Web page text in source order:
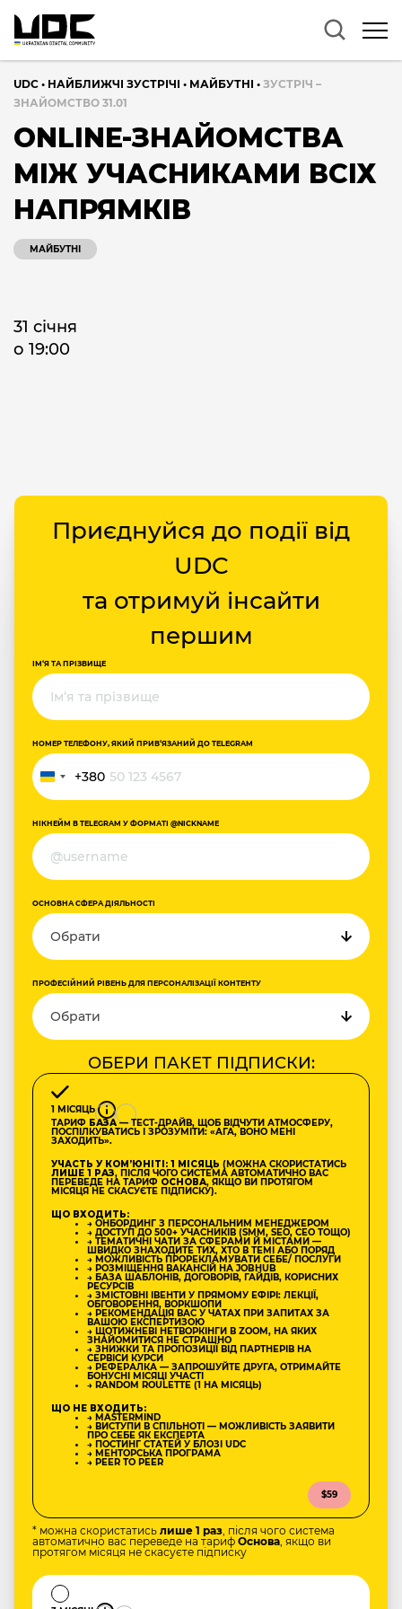
UDC • НАЙБЛИЖЧІ ЗУСТРІЧІ • МАЙБУТНІ • ЗУСТРІЧ –
ЗНАЙОМСТВО 31.01
ONLINE-ЗНАЙОМСТВА
МІЖ УЧАСНИКАМИ ВСІХ
НАПРЯМКІВ
МАЙБУТНІ
31 січня
о 19:00
Приєднуйся до події від
UDC
та отримуй інсайти
першим
ІМ‘Я ТА ПРІЗВИЩЕ
НОМЕР ТЕЛЕФОНУ, ЯКИЙ ПРИВ‘ЯЗАНИЙ ДО TELEGRAM
Україна
+380
+380
НІКНЕЙМ В TELEGRAM У ФОРМАТІ @NICKNAME
ОСНОВНА СФЕРА ДІЯЛЬНОСТІ
ПРОФЕСІЙНИЙ РІВЕНЬ ДЛЯ ПЕРСОНАЛІЗАЦІЇ КОНТЕНТУ
ОБЕРИ ПАКЕТ ПІДПИСКИ:
1 МІСЯЦЬ
ТАРИФ БАЗА— ТЕСТ-ДРАЙВ, ЩОБ ВІДЧУТИ АТМОСФЕРУ,
ПОСПІЛКУВАТИСЬ І ЗРОЗУМІТИ: «АГА, ВОНО МЕНІ
ЗАХОДИТЬ».
УЧАСТЬ У КОМʼЮНІТІ: 1 МІСЯЦЬ (МОЖНА СКОРИСТАТИСЬ
ЛИШЕ 1 РАЗ, ПІСЛЯ ЧОГО СИСТЕМА АВТОМАТИЧНО ВАС
ПЕРЕВЕДЕ НА ТАРИФ ОСНОВА, ЯКЩО ВИ ПРОТЯГОМ
МІСЯЦЯ НЕ СКАСУЄТЕ ПІДПИСКУ).
ЩО ВХОДИТЬ:
→ ОНБОРДИНГ З ПЕРСОНАЛЬНИМ МЕНЕДЖЕРОМ
→ ДОСТУП ДО 500+ УЧАСНИКІВ (SMM, SEO, CEO ТОЩО)
→ ТЕМАТИЧНІ ЧАТИ ЗА СФЕРАМИ Й МІСТАМИ —
ШВИДКО ЗНАХОДИТЕ ТИХ, ХТО В ТЕМІ АБО ПОРЯД
→ МОЖЛИВІСТЬ ПРОРЕКЛАМУВАТИ СЕБЕ/ ПОСЛУГИ
→ РОЗМІЩЕННЯ ВАКАНСІЙ НА JOBHUB
→ БАЗА ШАБЛОНІВ, ДОГОВОРІВ, ГАЙДІВ, КОРИСНИХ
РЕСУРСІВ
→ ЗМІСТОВНІ ІВЕНТИ У ПРЯМОМУ ЕФІРІ: ЛЕКЦІЇ,
ОБГОВОРЕННЯ, ВОРКШОПИ
→ РЕКОМЕНДАЦІЯ ВАС У ЧАТАХ ПРИ ЗАПИТАХ ЗА
ВАШОЮ ЕКСПЕРТИЗОЮ
→ ЩОТИЖНЕВІ НЕТВОРКІНГИ В ZOOM, НА ЯКИХ
ЗНАЙОМИТИСЯ НЕ СТРАШНО
→ ЗНИЖКИ ТА ПРОПОЗИЦІЇ ВІД ПАРТНЕРІВ НА
СЕРВІСИ КУРСИ
→ РЕФЕРАЛКА — ЗАПРОШУЙТЕ ДРУГА, ОТРИМАЙТЕ
БОНУСНІ МІСЯЦІ УЧАСТІ
→ RANDOM ROULETTE (1 НА МІСЯЦЬ)
ЩО НЕ ВХОДИТЬ:
→ MASTERMIND
→ ВИСТУПИ В СПІЛЬНОТІ — МОЖЛИВІСТЬ ЗАЯВИТИ
ПРО СЕБЕ ЯК ЕКСПЕРТА
→ ПОСТИНГ СТАТЕЙ У БЛОЗІ UDC
→ МЕНТОРСЬКА ПРОГРАМА
→ PEER TO PEER
$59
* можна скористатись лише 1 раз, після чого система
автоматично вас переведе на тариф Основа, якщо ви
протягом місяця не скасуєте підписку